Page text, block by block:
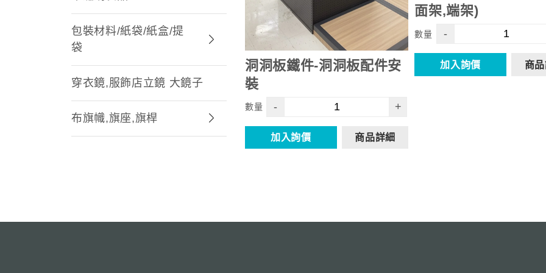
包裝材料/紙袋/紙盒/提
袋
穿衣鏡,服飾店立鏡 大鏡子
布旗幟,旗座,旗桿
洞洞板鐵件-洞洞板配件安
裝
數量 - +
加入詢價 商品詳細
面架,端架)
數量 -
加入詢價 商